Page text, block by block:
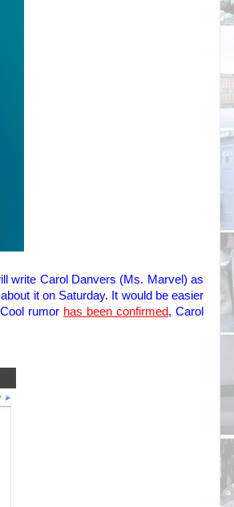
write Carol Danvers (Ms. Marvel) as
about it on Saturday. It would be easier
rumor has been confirmed,Carol